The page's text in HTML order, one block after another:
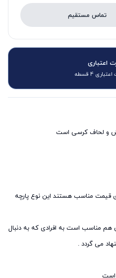
تماس مستقیم
اعتباری
ای قیمت مناسب هستند این نوع پارچه
هم مناسب است به افرادی که به دنبال